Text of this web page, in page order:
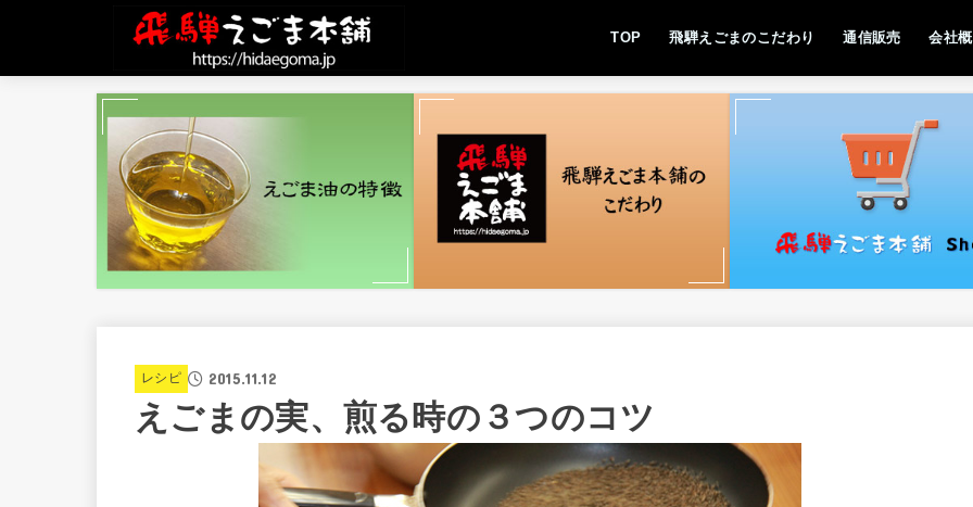
TOP 飛騨えごまのこだわり 通信販売 会社
食品安
岐阜県
SDGs
レシピ 2015.11.12
えごまの実、煎る時の３つのコツ